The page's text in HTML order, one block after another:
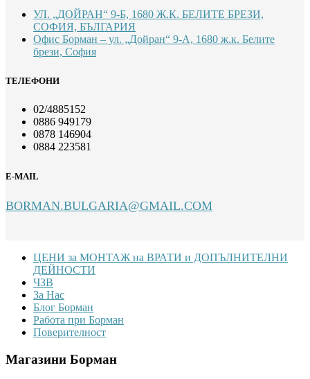
УЛ. „ДОЙРАН“ 9-Б, 1680 Ж.К. БЕЛИТЕ БРЕЗИ,
СОФИЯ, БЪЛГАРИЯ
Офис Борман – ул. „Дойран“ 9-А, 1680 ж.к. Белите
брези, София
ТЕЛЕФОНИ
02/4885152
0886 949179
0878 146904
0884 223581
E-MAIL
BORMAN.BULGARIA@GMAIL.COM
FooterЦЕНИ за МОНТАЖ на ВРАТИ и ДОПЪЛНИТЕЛНИ
ДЕЙНОСТИ
ЧЗВ
За Нас
Блог Борман
Работа при Борман
Поверителност
Магазини Борман